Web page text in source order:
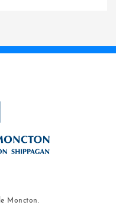
Moncton.